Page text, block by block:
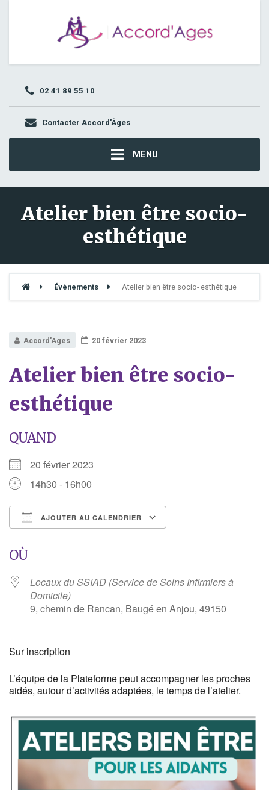
02 41 89 55 10
Contacter Accord'Âges
MENU
Atelier bien être socio-
esthétique
Évènements Atelier bien être socio- esthétique
Accord'Ages 20 février 2023
Atelier bien être socio-
esthétique
QUAND
20 février 2023
14h30 - 16h00
AJOUTER AU CALENDRIER
OÙ
Locaux du SSIAD (Service de Soins Infirmiers à
Domicile)
9, chemin de Rancan, Baugé en Anjou, 49150
Sur inscription
L’équipe de la Plateforme peut accompagner les proches
aidés, autour d’activités adaptées, le temps de l’atelier.